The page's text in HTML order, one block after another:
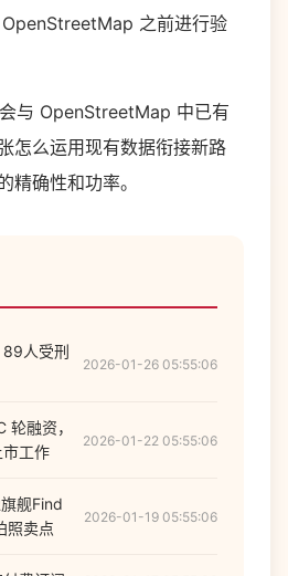
之前进行验
与 OpenStreetMap 中已有
怎么运用现有数据衔接新路
精确性和功率。
89人受刑
2026-01-26 05:55:06
融资，
工作
2026-01-22 05:55:06
舰Find
照卖点
2026-01-19 05:55:06